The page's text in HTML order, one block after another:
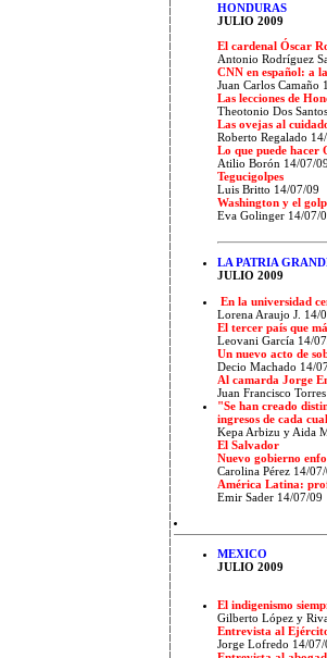
HONDURAS
JULIO 2009
El cardenal Óscar
Antonio Rodríguez
CNN en español: a
Juan Carlos Camaño
Las lecciones de
Theotonio Dos
Las ovejas al
Roberto Regalado
Lo que puede hacer
Atilio Borón 14/07/09
Tegucigolpes
Luis Britto 14/07/09
Washington y el
Eva Golinger 14/07/
LA PATRIA
JULIO 2009
En la universidad
Lorena Araujo J. 14/
El tercer país que
Leovani García 14/
Un nuevo acto de
Decio Machado 14/
Al camarda Jorge
Juan Francisco
"Se han creado
ingresos de cada
Kepa Arbizu y Aida
El Salvador
Nuevo gobierno
Carolina Pérez 14/
América Latina:
Emir Sader 14/07/09
MEXICO
JULIO 2009
El indigenismo
Gilberto López y
Entrevista al
Jorge Lofredo 14/07/